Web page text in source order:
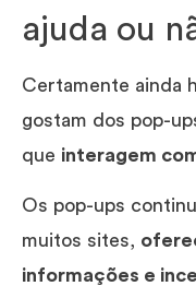
ajuda ou
Certamente ainda
gostam dos pop-
que interagem
Os pop-ups
muitos sites,
informações e